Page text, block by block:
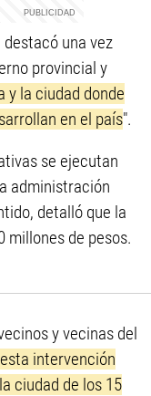
una vez
provincial y
y la ciudad donde
en el país".
se ejecutan
administración
detalló que la
millones de pesos.
y vecinas del
esta intervención
ciudad de los 15